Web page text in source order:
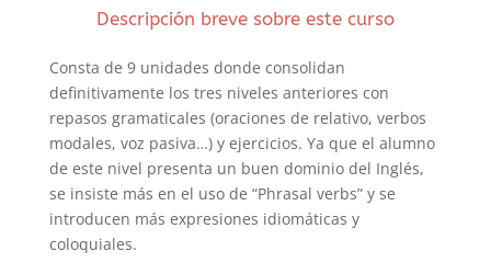
Descripción breve sobre este curso
Consta de 9 unidades donde consolidan
definitivamente los tres niveles anteriores con
repasos gramaticales (oraciones de relativo, verbos
modales, voz pasiva…) y ejercicios. Ya que el alumno
de este nivel presenta un buen dominio del Inglés,
se insiste más en el uso de “Phrasal verbs” y se
introducen más expresiones idiomáticas y
coloquiales.